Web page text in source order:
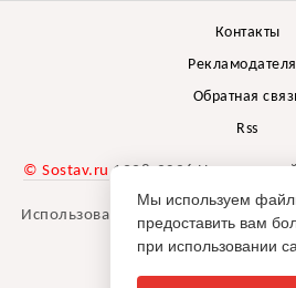
Контакты
Обратная
Rss
© Sostav.ru 1998-2026
агентства
Использование материалов
указании
Мы используем
предоставить вам
при использовании